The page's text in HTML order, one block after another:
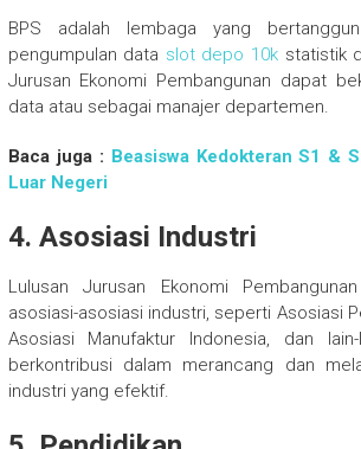
BPS adalah lembaga yang
pengumpulan data slot depo 10k statistik
Jurusan Ekonomi Pembangunan dapat
data atau sebagai manajer departemen.
Baca juga : Beasiswa Kedokteran S1 &
Luar Negeri
4. Asosiasi Industri
Lulusan Jurusan Ekonomi
asosiasi-asosiasi industri, seperti Asosiasi
Asosiasi Manufaktur Indonesia, dan
berkontribusi dalam merancang dan
industri yang efektif.